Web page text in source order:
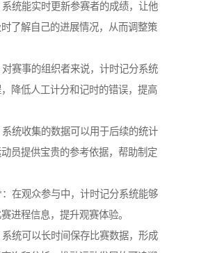
统能实时更新参赛者的成绩，让他
了解自己的进展情况，从而调整策
赛事的组织者来说，计时记分系统
降低人工计分和记时的错误，提高
统收集的数据可以用于后续的统计
员提供宝贵的参考依据，帮助制定
在观众参与中，计时记分系统能够
进程信息，提升观赛体验。
统可以长时间保存比赛数据，形成